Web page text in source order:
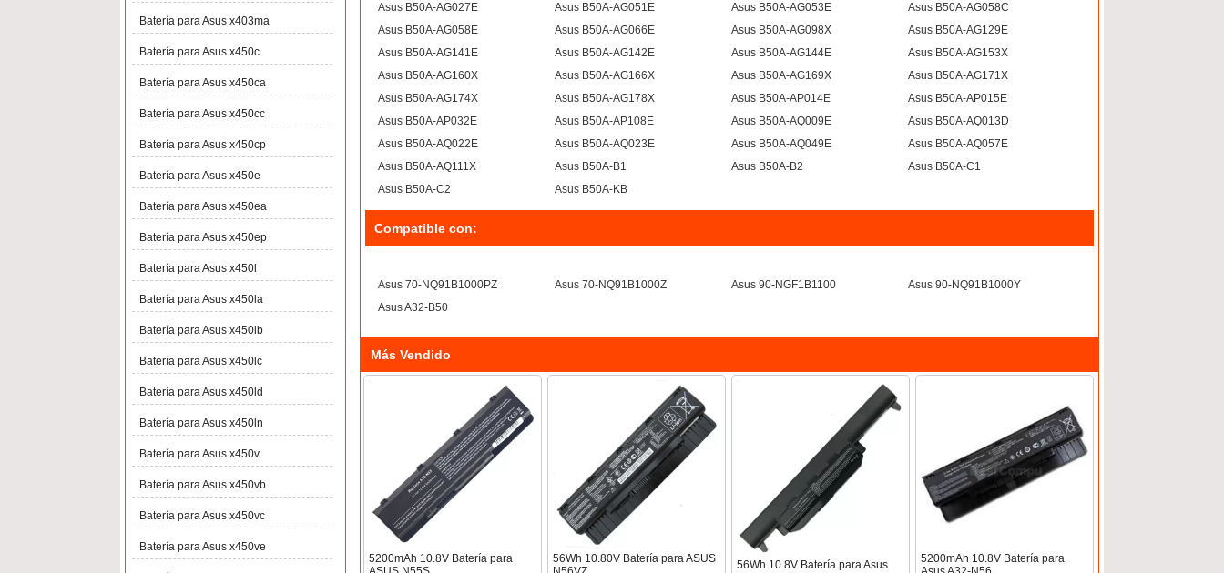
Asus B50A-AG027E
Asus B50A-AG051E Asus B50A-AG053E
Asus B50A-AG058C
Asus B50A-AG058E
Asus B50A-AG066E Asus B50A-AG098X
Asus B50A-AG129E
Asus B50A-AG141E
Asus B50A-AG142E Asus B50A-AG144E
Asus B50A-AG153X
Asus B50A-AG160X
Asus B50A-AG166X Asus B50A-AG169X
Asus B50A-AG171X
Asus B50A-AG174X
Asus B50A-AG178X Asus B50A-AP014E
Asus B50A-AP015E
Asus B50A-AP032E
Asus B50A-AP108E Asus B50A-AQ009E
Asus B50A-AQ013D
Asus B50A-AQ022E
Asus B50A-AQ023E Asus B50A-AQ049E
Asus B50A-AQ057E
Asus B50A-AQ111X
Asus B50A-B1 Asus B50A-B2
Asus B50A-C1
Asus B50A-C2
Asus B50A-KB
Compatible con:
Asus 70-NQ91B1000PZ Asus 70-NQ91B1000Z Asus 90-NGF1B1100
Asus 90-NQ91B1000Y
Asus A32-B50
Más Vendido
5200mAh 10.8V Batería para
56Wh 10.80V Batería para ASUS
56Wh 10.8V Batería para Asus
5200mAh 10.8V Batería para
Batería para Asus x403ma
Batería para Asus x450c
Batería para Asus x450ca
Batería para Asus x450cc
Batería para Asus x450cp
Batería para Asus x450e
Batería para Asus x450ea
Batería para Asus x450ep
Batería para Asus x450l
Batería para Asus x450la
Batería para Asus x450lb
Batería para Asus x450lc
Batería para Asus x450ld
Batería para Asus x450ln
Batería para Asus x450v
Batería para Asus x450vb
Batería para Asus x450vc
Batería para Asus x450ve